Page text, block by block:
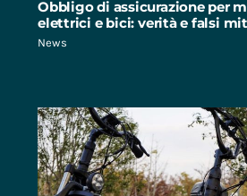
Obbligo di assicurazione per
elettrici e bici: verità e falsi
News